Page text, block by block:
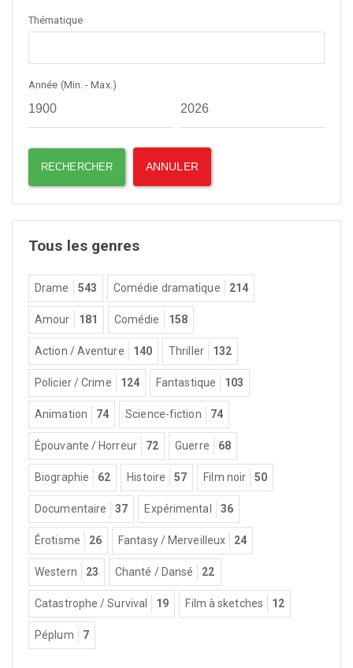
Thématique
Année (Min. - Max.)
Tous les genres
Drame 543 Comédie dramatique 214
Amour 181 Comédie 158
Action / Aventure 140 Thriller 132
Policier / Crime 124 Fantastique 103
Animation 74 Science-fiction 74
Épouvante / Horreur 72 Guerre 68
Biographie 62 Histoire 57 Film noir 50
Documentaire 37 Expérimental 36
Érotisme 26 Fantasy / Merveilleux 24
Western 23 Chanté / Dansé 22
Catastrophe / Survival 19 Film à sketches 12
Péplum 7